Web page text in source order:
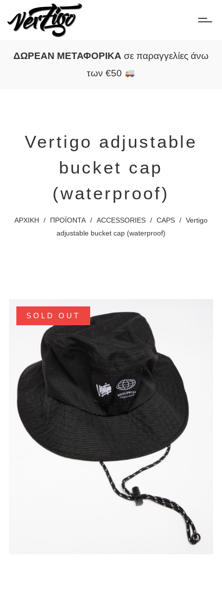
ΔΩΡΕΑΝ ΜΕΤΑΦΟΡΙΚΑ σε παραγγελίες άνω
των €50
Vertigo adjustable
bucket cap
(waterproof)
ΑΡΧΙΚΗ / ΠΡΟΪΟΝΤΑ / ACCESSORIES / CAPS / Vertigo
adjustable bucket cap (waterproof)
SOLD OUT